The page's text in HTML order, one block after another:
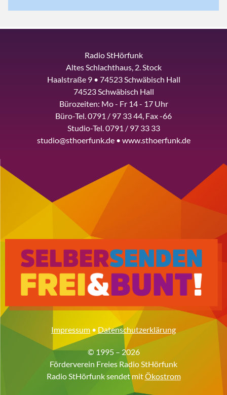
Radio StHörfunk
Altes Schlachthaus, 2. Stock
Haalstraße 9 • 74523 Schwäbisch Hall
74523 Schwäbisch Hall
Bürozeiten: Mo - Fr 14 - 17 Uhr
Büro-Tel. 0791 / 97 33 44, Fax -66
Studio-Tel. 0791 / 97 33 33
studio@sthoerfunk.de • www.sthoerfunk.de
Impressum • Datenschutzerklärung
© 1995 – 2026
Förderverein Freies Radio StHörfunk
Radio StHörfunk sendet mitÖkostrom